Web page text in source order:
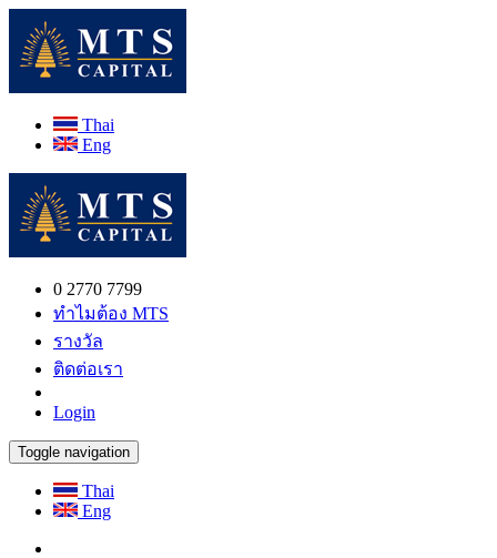
Thai
Eng
0 2770 7799
ทำไมต้อง MTS
รางวัล
ติดต่อเรา
Login
Toggle navigation
Thai
Eng